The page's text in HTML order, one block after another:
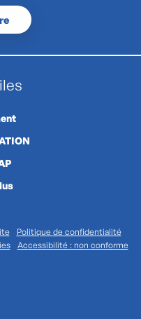
Politique de confidentialité
Accessibilité : non conforme